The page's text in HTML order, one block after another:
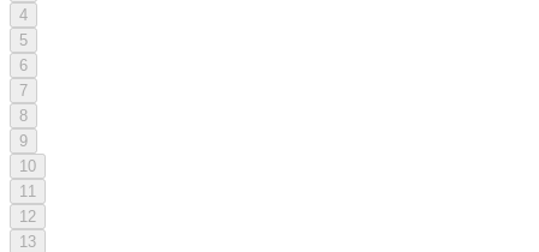
4
5
6
7
8
9
10
11
12
13